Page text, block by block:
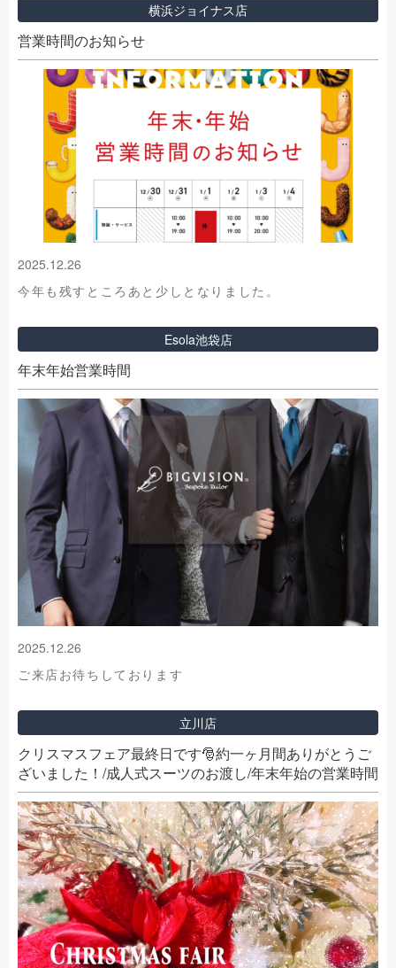
横浜ジョイナス店
営業時間のお知らせ
2025.12.26
今年も残すところあと少しとなりました。
Esola池袋店
年末年始営業時間
2025.12.26
ご来店お待ちしております
立川店
クリスマスフェア最終日です🎅約一ヶ月間ありがとうご
ざいました！/成人式スーツのお渡し/年末年始の営業時間